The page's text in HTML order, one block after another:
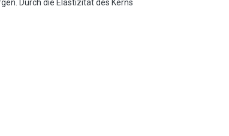
Durch die Elastizität des Kerns